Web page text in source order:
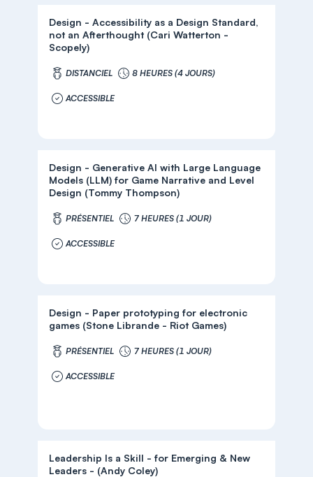
Design - Accessibility as a Design Standard,
not an Afterthought (Cari Watterton -
Scopely)
DISTANCIEL 8 HEURES (4 JOURS)
ACCESSIBLE
Design - Generative AI with Large Language
Models (LLM) for Game Narrative and Level
Design (Tommy Thompson)
PRÉSENTIEL 7 HEURES (1 JOUR)
ACCESSIBLE
Design - Paper prototyping for electronic
games (Stone Librande - Riot Games)
PRÉSENTIEL 7 HEURES (1 JOUR)
ACCESSIBLE
Leadership Is a Skill - for Emerging & New
Leaders - (Andy Coley)